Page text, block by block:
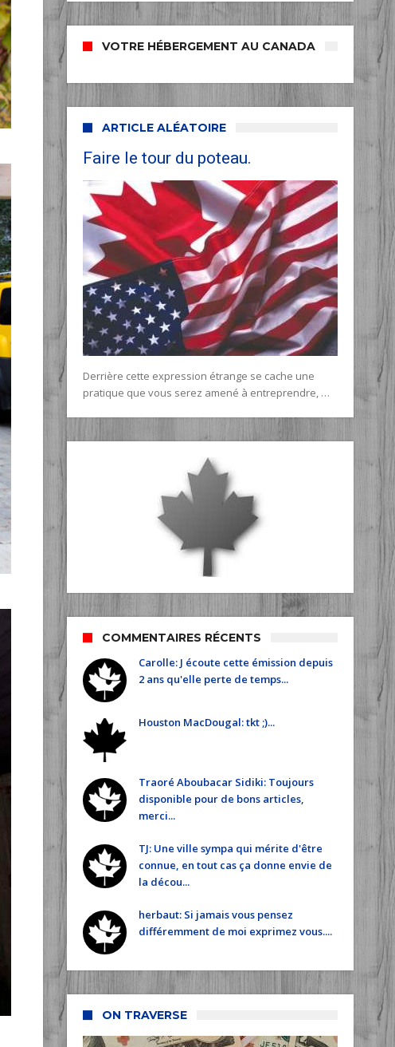
VOTRE HÉBERGEMENT AU CANADA
ARTICLE ALÉATOIRE
Faire le tour du poteau.
Derrière cette expression étrange se cache une
pratique que vous serez amené à entreprendre, …
COMMENTAIRES RÉCENTS
Carolle: J écoute cette émission depuis
2 ans qu'elle perte de temps...
Houston MacDougal: tkt ;)...
Traoré Aboubacar Sidiki: Toujours
disponible pour de bons articles,
merci...
TJ: Une ville sympa qui mérite d'être
connue, en tout cas ça donne envie de
la décou...
herbaut: Si jamais vous pensez
différemment de moi exprimez vous....
ON TRAVERSE